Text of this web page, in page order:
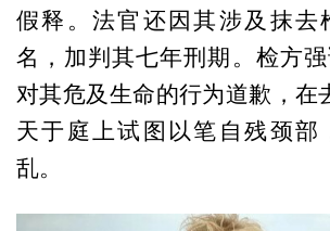
假释。法官还因其涉及抹去
名，加判其七年刑期。检方
对其危及生命的行为道歉，在
天于庭上试图以笔自残颈部
乱。